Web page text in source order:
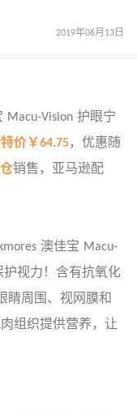
2019年06月13日
Macu-Vision 护眼宁
价￥64.75，优惠随
销售，亚马逊配
澳佳宝 Macu-
护视力！含有抗氧化
睛周围、视网膜和
组织提供营养，让